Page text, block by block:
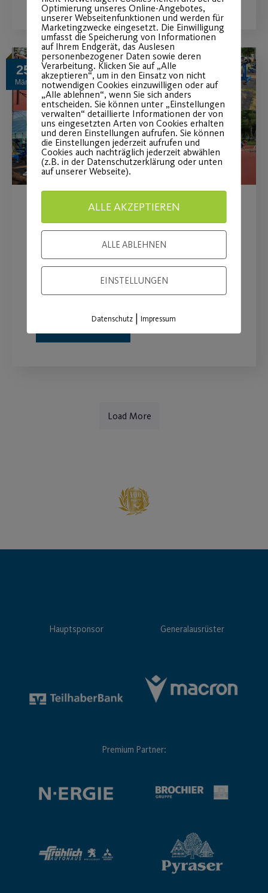
25
März
Der perfekte Ort für dein
Fitnesstraining an der
frischen Luft
Neue Betreuungszeiten ab April.
Load More
Hauptsponsor Generalausrüster
Premium Partner:
Optimierung unseres Online-Angebotes,
unserer Webseitenfunktionen und werden für
Marketingzwecke eingesetzt. Die Einwilligung
umfasst die Speicherung von Informationen
auf Ihrem Endgerät, das Auslesen
personenbezogener Daten sowie deren
Verarbeitung. Klicken Sie auf „Alle
akzeptieren“, um in den Einsatz von nicht
notwendigen Cookies einzuwilligen oder auf
„Alle ablehnen“, wenn Sie sich anders
entscheiden. Sie können unter „Einstellungen
verwalten“ detaillierte Informationen der von
uns eingesetzten Arten von Cookies erhalten
und deren Einstellungen aufrufen. Sie können
die Einstellungen jederzeit aufrufen und
Cookies auch nachträglich jederzeit abwählen
(z.B. in der Datenschutzerklärung oder unten
auf unserer Webseite).
ALLE AKZEPTIEREN
ALLE ABLEHNEN
EINSTELLUNGEN
Datenschutz |Impressum